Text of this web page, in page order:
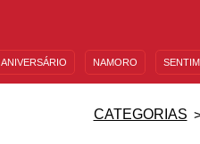
ANIVERSÁRIO NAMORO
CATEGORIAS